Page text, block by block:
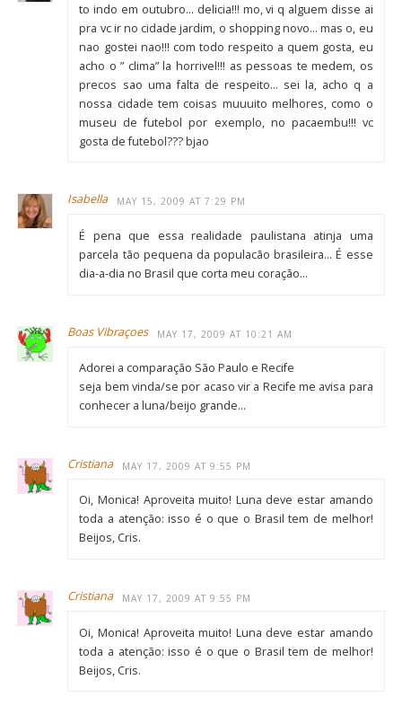
to indo em outubro… delicia!!! mo, vi q alguem disse ai
pra vc ir no cidade jardim, o shopping novo… mas o, eu
nao gostei nao!!! com todo respeito a quem gosta, eu
acho o ” clima” la horrivel!!! as pessoas te medem, os
precos sao uma falta de respeito… sei la, acho q a
nossa cidade tem coisas muuuito melhores, como o
museu de futebol por exemplo, no pacaembu!!! vc
gosta de futebol??? bjao
Isabella MAY 15, 2009 AT 7:29 PM
É pena que essa realidade paulistana atinja uma
parcela tão pequena da populacão brasileira… É esse
dia-a-dia no Brasil que corta meu coração…
Boas Vibraçoes MAY 17, 2009 AT 10:21 AM
Adorei a comparação São Paulo e Recife
seja bem vinda/se por acaso vir a Recife me avisa para
conhecer a luna/beijo grande…
Cristiana MAY 17, 2009 AT 9:55 PM
Oi, Monica! Aproveita muito! Luna deve estar amando
toda a atenção: isso é o que o Brasil tem de melhor!
Beijos, Cris.
Cristiana MAY 17, 2009 AT 9:55 PM
Oi, Monica! Aproveita muito! Luna deve estar amando
toda a atenção: isso é o que o Brasil tem de melhor!
Beijos, Cris.